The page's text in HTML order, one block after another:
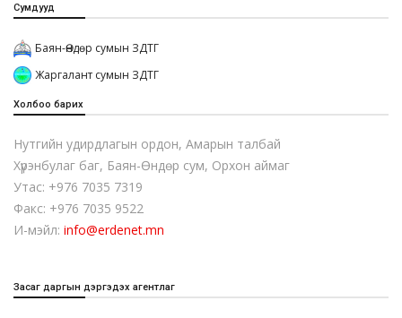
Сумдууд
Баян-Өндөр сумын ЗДТГ
Жаргалант сумын ЗДТГ
Холбоо барих
Нутгийн удирдлагын ордон, Амарын талбай
Хүрэнбулаг баг, Баян-Өндөр сум, Орхон аймаг
Утас: +976 7035 7319
Факс: +976 7035 9522
И-мэйл: info@erdenet.mn
Засаг даргын дэргэдэх агентлаг